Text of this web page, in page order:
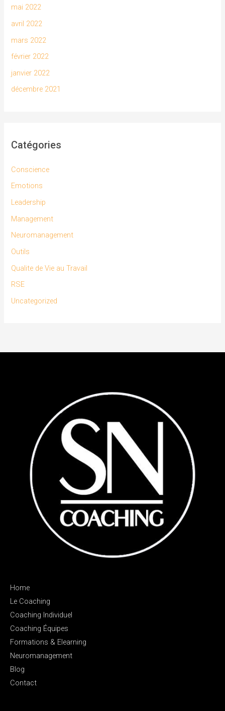
mai 2022
avril 2022
mars 2022
février 2022
janvier 2022
décembre 2021
Catégories
Conscience
Emotions
Leadership
Management
Neuromanagement
Outils
Qualite de Vie au Travail
RSE
Uncategorized
Home
Le Coaching
Coaching Individuel
Coaching Équipes
Formations & Elearning
Neuromanagement
Blog
Contact